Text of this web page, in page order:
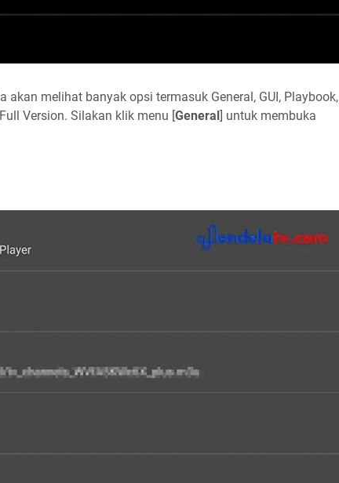
akan melihat banyak opsi termasuk General, GUI, Playbook,
Version. Silakan klik menu [General] untuk membuka